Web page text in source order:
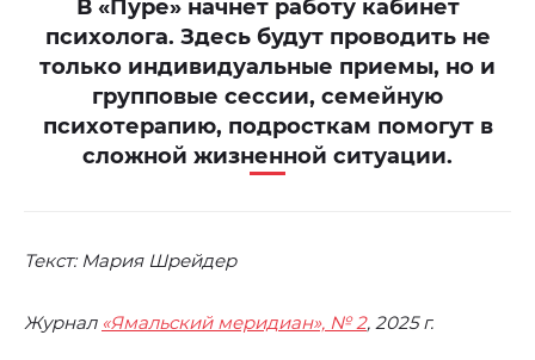
В «Пуре» начнет работу кабинет
психолога. Здесь будут проводить не
только индивидуальные приемы, но и
групповые сессии, семейную
психотерапию, подросткам помогут в
сложной жизненной ситуации.
Текст: Мария Шрейдер
Журнал «Ямальский меридиан», № 2, 2025 г.